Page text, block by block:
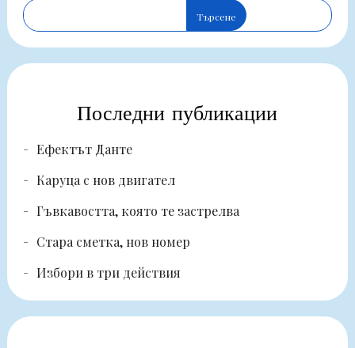
Търсене
Последни публикации
Ефектът Данте
Каруца с нов двигател
Гъвкавостта, която те застрелва
Стара сметка, нов номер
Избори в три действия